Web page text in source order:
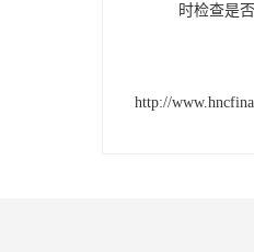
时检查是
http://